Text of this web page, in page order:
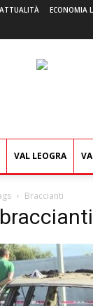
ATTUALITÀ ECONOMIA
VAL LEOGRA
Braccianti